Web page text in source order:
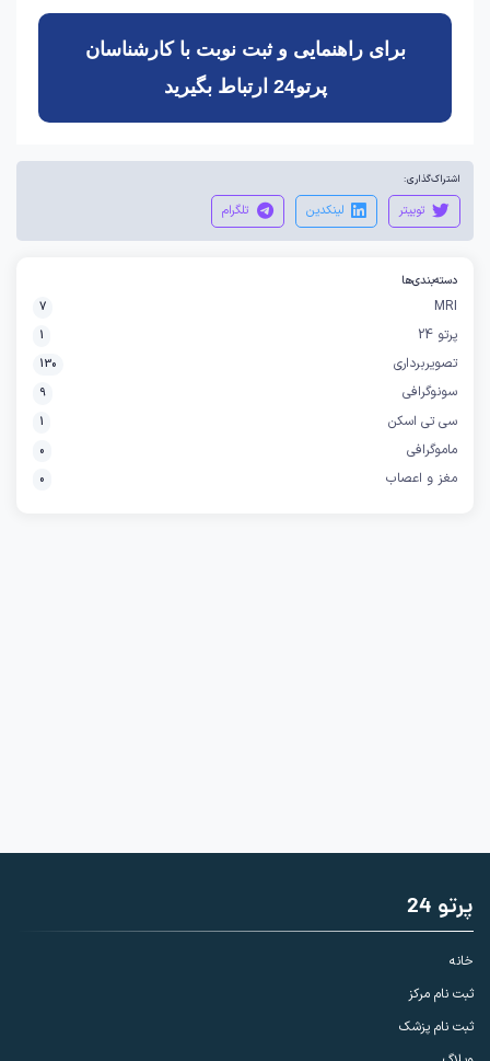
برای راهنمایی و ثبت نوبت با کارشناسان
پرتو24 ارتباط بگیرید
اشتراک‌گذاری:
توییتر لینکدین تلگرام
دسته‌بندی‌ها
MRI
7
پرتو 24 1
تصویربرداری 130
سونوگرافی 9
سی تی اسکن 1
ماموگرافی 0
مغز و اعصاب 0
پرتو 24
خانه
ثبت نام مرکز
ثبت نام پزشک